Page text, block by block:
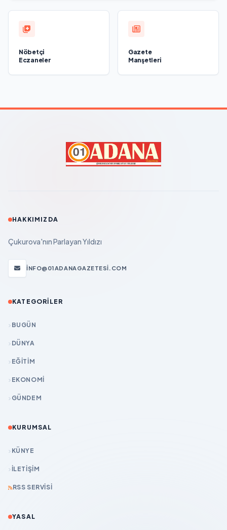
Nöbetçi
Eczaneler
Gazete
Manşetleri
HAKKIMIZDA
Çukurova'nın Parlayan Yıldızı
INFO@01ADANAGAZETESI.COM
KATEGORILER
BUGÜN
DÜNYA
EĞİTİM
EKONOMİ
GÜNDEM
KURUMSAL
KÜNYE
İLETIŞIM
RSS SERVISI
YASAL